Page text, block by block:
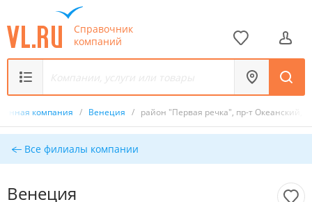
Справочник
компаний
компания / Венеция / район "Первая речка", пр-т Океанский,
Все филиалы компании
Венеция